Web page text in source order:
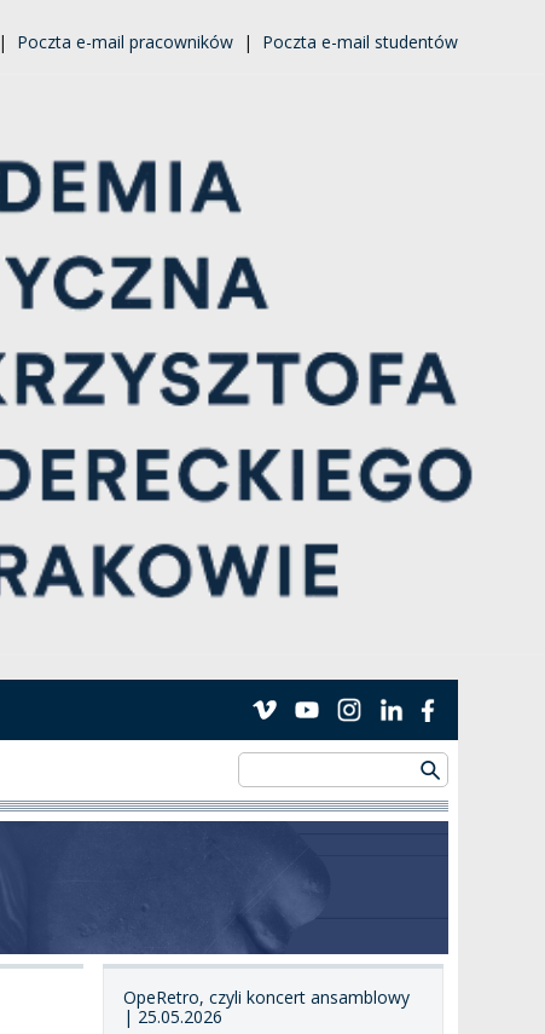
| Poczta e-mail pracowników | Poczta e-mail studentów
OpeRetro, czyli koncert ansamblowy
| 25.05.2026